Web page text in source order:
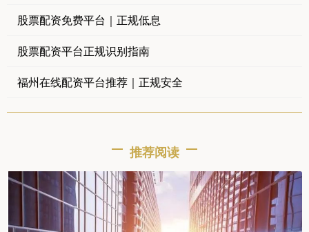
股票配资免费平台｜正规低息
股票配资平台正规识别指南
福州在线配资平台推荐｜正规安全
推荐阅读